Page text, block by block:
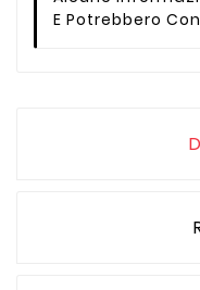
E Potrebbero